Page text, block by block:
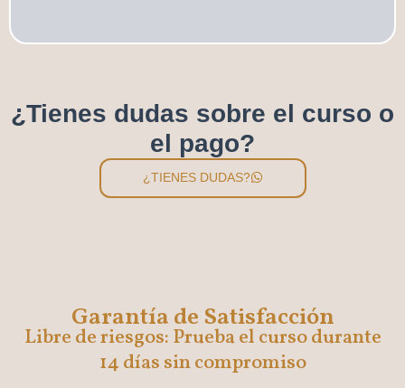
¿Tienes dudas sobre el curso o
el pago?
¿TIENES DUDAS?
Garantía de Satisfacción
Libre de riesgos: Prueba el curso durante
14 días sin compromiso